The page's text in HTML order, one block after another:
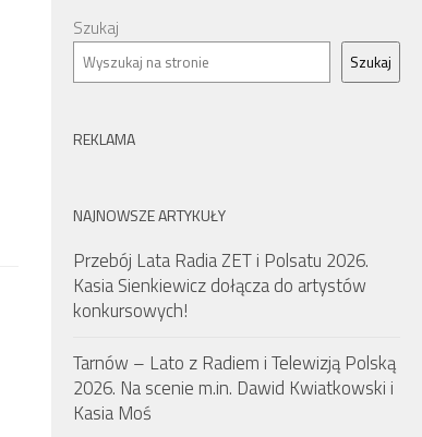
Szukaj
Szukaj
REKLAMA
NAJNOWSZE ARTYKUŁY
Przebój Lata Radia ZET i Polsatu 2026.
Kasia Sienkiewicz dołącza do artystów
konkursowych!
Tarnów – Lato z Radiem i Telewizją Polską
2026. Na scenie m.in. Dawid Kwiatkowski i
Kasia Moś